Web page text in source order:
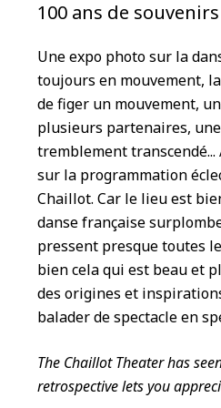
100 ans de souvenirs
Une expo photo sur la
toujours en mouvement,
de figer un mouvement,
plusieurs partenaires,
tremblement
sur la programmation
Chaillot. Car le lieu est
danse française
pressent presque toutes
bien cela qui est beau et
des origines et
balader de spectacle en
The Chaillot Theater has
retrospective lets you